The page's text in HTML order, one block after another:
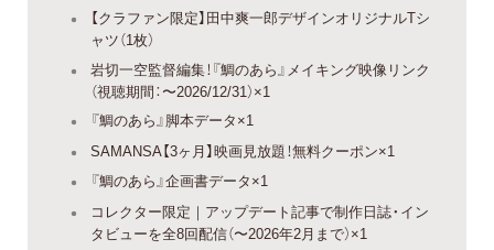
【クラファン限定】田中爽一郎デザインオリジナルTシ
ャツ（1枚）
岩切一空監督編集！『鯛のあら』メイキング映像リンク
（視聴期間：〜2026/12/31）×1
『鯛のあら』脚本データ×1
SAMANSA【3ヶ月】映画見放題！無料クーポン×1
『鯛のあら』企画書データ×1
コレクター限定｜アップデート記事で制作日誌・イン
タビューを全8回配信（〜2026年2月まで）×1